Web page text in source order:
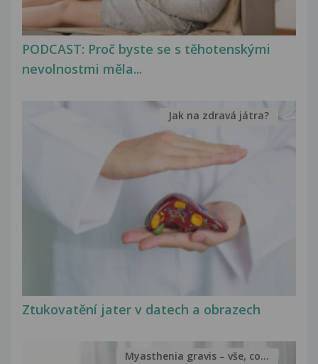
PODCAST: Proč byste se s těhotenskými
nevolnostmi měla...
Ztukovatění jater v datech a obrazech
Jak na zdravá játra?
Myasthenia gravis – vše, co...